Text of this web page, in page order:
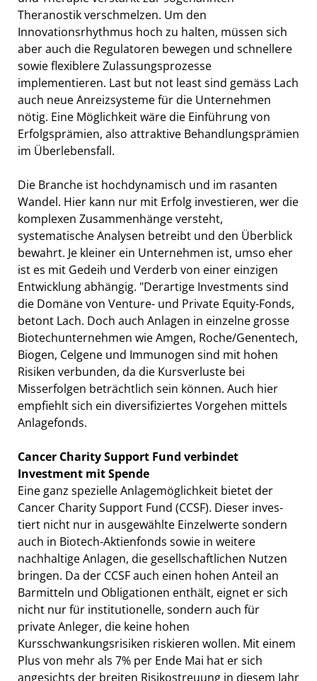
Theranostik verschmelzen. Um den
Innovationsrhythmus hoch zu halten, müssen sich
aber auch die Regulatoren bewegen und schnellere
sowie flexiblere Zulassungsprozesse
implementieren. Last but not least sind gemäss Lach
auch neue Anreizsysteme für die Unternehmen
nötig. Eine Möglichkeit wäre die Einführung von
Erfolgsprämien, also attraktive Behandlungsprämien
im Überlebensfall.
Die Branche ist hochdynamisch und im rasanten
Wandel. Hier kann nur mit Erfolg investieren, wer die
komplexen Zusammenhänge versteht,
systematische Analysen betreibt und den Überblick
bewahrt. Je kleiner ein Unternehmen ist, umso eher
ist es mit Gedeih und Verderb von einer einzigen
Entwicklung abhängig. "Derartige Investments sind
die Domäne von Venture- und Private Equity-Fonds,
betont Lach. Doch auch Anlagen in einzelne grosse
Biotechunternehmen wie Amgen, Roche/Genentech,
Biogen, Celgene und Immunogen sind mit hohen
Risiken verbunden, da die Kursverluste bei
Misserfolgen beträchtlich sein können. Auch hier
empfiehlt sich ein diversifiziertes Vorgehen mittels
Anlagefonds.
Cancer Charity Support Fund verbindet
Investment mit Spende
Eine ganz spezielle Anlagemöglichkeit bietet der
Cancer Charity Support Fund (CCSF). Dieser inves-
tiert nicht nur in ausgewählte Einzelwerte sondern
auch in Biotech-Aktienfonds sowie in weitere
nachhaltige Anlagen, die gesellschaftlichen Nutzen
bringen. Da der CCSF auch einen hohen Anteil an
Barmitteln und Obligationen enthält, eignet er sich
nicht nur für institutionelle, sondern auch für
private Anleger, die keine hohen
Kursschwankungsrisiken riskieren wollen. Mit einem
Plus von mehr als 7% per Ende Mai hat er sich
angesichts der breiten Risikostreuung in diesem Jahr